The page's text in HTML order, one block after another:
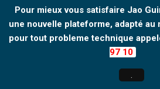
Pour mieux vous satisfaire Jao
une nouvelle plateforme, adapté au
pour tout probleme technique
97 10